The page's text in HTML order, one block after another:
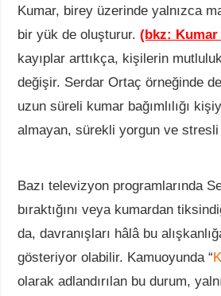
Kumar, birey üzerinde yalnızca
bir yük de oluşturur.(bkz: Kumar
kayıplar arttıkça, kişilerin
değişir. Serdar Ortaç örneğinde
uzun süreli kumar bağımlılığı
almayan, sürekli yorgun ve
Bazı televizyon programlarında
bıraktığını veya kumardan
da, davranışları hâlâ bu
gösteriyor olabilir. Kamuoyunda “
olarak adlandırılan bu durum,